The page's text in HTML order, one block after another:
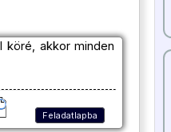
köré, akkor minden
Feladatlapba